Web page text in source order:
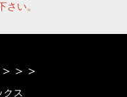
い。
＞＞
クス